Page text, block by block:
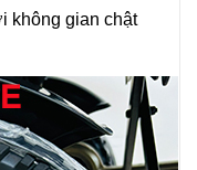
không gian chật